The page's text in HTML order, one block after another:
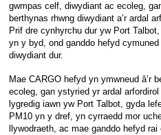
gwmpas celf, diwydiant ac ecoleg,
berthynas rhwng diwydiant a’r ardal
Prif dre cynhyrchu dur yw Port
yn y byd, ond ganddo hefyd
diwydiant dur.
Mae CARGO hefyd yn ymwneud â’r
ecoleg, gan ystyried yr ardal
lygredig iawn yw Port Talbot, gyda
PM10 yn y dref, yn cyrraedd mor
llywodraeth, ac mae ganddo hefyd